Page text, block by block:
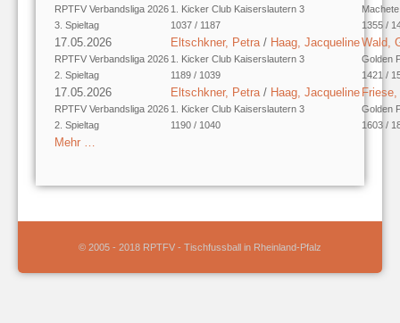
RPTFV Verbandsliga 2026
3. Spieltag
1. Kicker Club Kaiserslautern 3
1037 / 1187
1355 /
17.05.2026
RPTFV Verbandsliga 2026
2. Spieltag
Eltschkner, Petra / Haag, Jacqueline
1. Kicker Club Kaiserslautern 3
1189 / 1039
Wald,
Golden
1421 /
17.05.2026
RPTFV Verbandsliga 2026
2. Spieltag
Eltschkner, Petra / Haag, Jacqueline
1. Kicker Club Kaiserslautern 3
1190 / 1040
Golden
1603 /
Mehr …
© 2005 - 2018 RPTFV - Tischfussball in Rheinland-Pfalz